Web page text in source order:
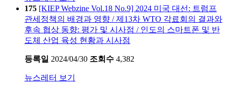
175 [KIEP Webzine Vol.18 No.9] 2024 미국 대선: 트럼프
관세정책의 배경과 영향 / 제13차 WTO 각료회의 결과와
후속 협상 동향: 평가 및 시사점 / 인도의 스마트폰 및 반
도체 산업 육성 현황과 시사점
등록일 2024/04/30 조회수 4,382
뉴스레터 보기